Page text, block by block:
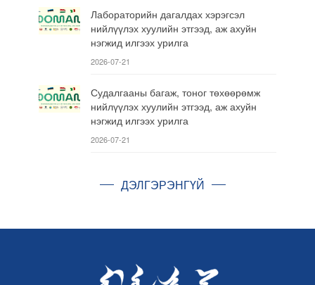
Лабораторийн дагалдах хэрэгсэл
нийлүүлэх хуулийн этгээд, аж ахуйн
нэгжид илгээх урилга
2026-07-21
Судалгааны багаж, тоног төхөөрөмж
нийлүүлэх хуулийн этгээд, аж ахуйн
нэгжид илгээх урилга
2026-07-21
ДЭЛГЭРЭНГҮЙ